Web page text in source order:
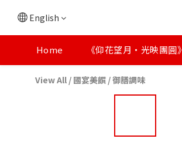
English
Home 《仰花望月・光映團圓》
View All / 國宴美饌 /御膳調味